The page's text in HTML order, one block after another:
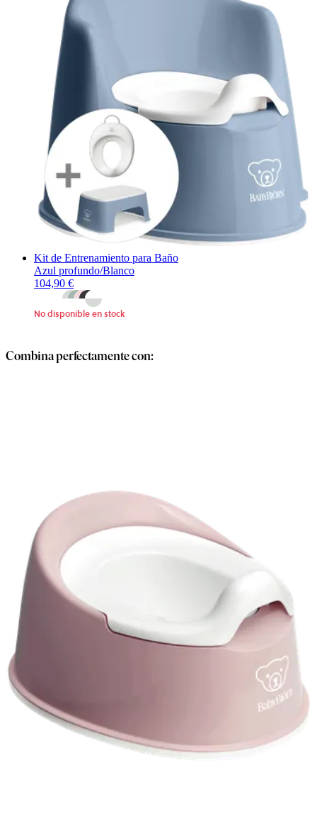
Kit de Entrenamiento para Baño
Azul profundo/Blanco
104,90 €
No disponible en stock
Combina perfectamente con: